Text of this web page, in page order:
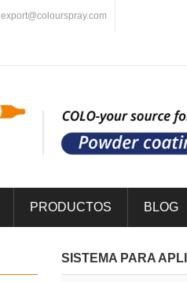
export@colourspray.com
PRODUCTOS BLOG
SISTEMA PARA